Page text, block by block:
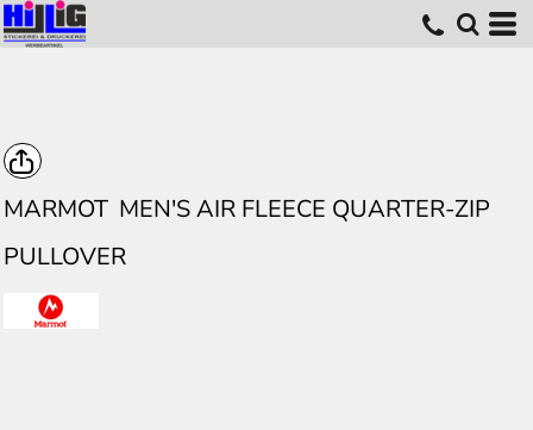
MARMOT MEN'S AIR FLEECE QUARTER-ZIP
PULLOVER